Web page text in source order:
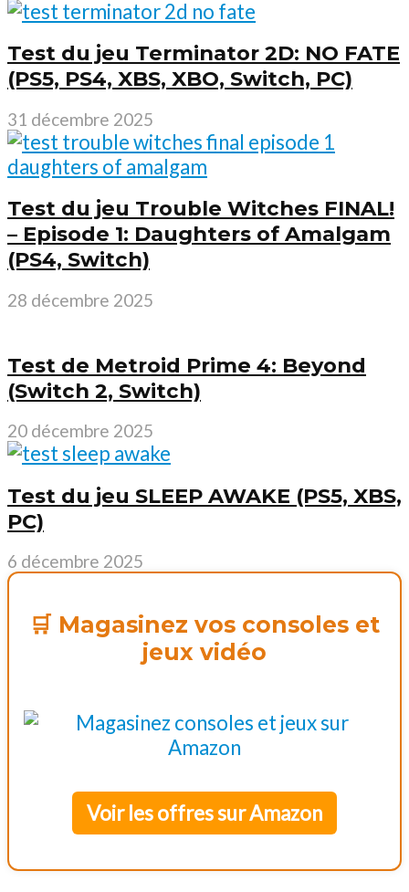
Test du jeu Terminator 2D: NO FATE
(PS5, PS4, XBS, XBO, Switch, PC)
31 décembre 2025
Test du jeu Trouble Witches FINAL!
– Episode 1: Daughters of Amalgam
(PS4, Switch)
28 décembre 2025
Test de Metroid Prime 4: Beyond
(Switch 2, Switch)
20 décembre 2025
Test du jeu SLEEP AWAKE (PS5, XBS,
PC)
6 décembre 2025
🛒 Magasinez vos consoles et
jeux vidéo
Voir les offres sur Amazon